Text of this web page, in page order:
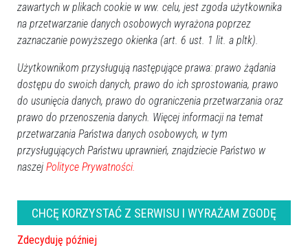
Wybory parlamentarne 2023:
SONDA. Na kogo
zagłosujesz?
Prognoza wyborcza: dla kogo
mandaty w okręgu siedlecko-
ostrołęckim?
Wasze opinie
Brak możliwości komentowania artykułu po trzech dniach od daty publikacji.
Komentarze po 7 dniach są czyszczone.
zawartych w plikach cookie w ww. celu, jest zgoda użytkownika
na przetwarzanie danych osobowych wyrażona poprzez
zaznaczanie powyższego okienka (art. 6 ust. 1 lit. a pltk).
Użytkownikom przysługują następujące prawa: prawo żądania
dostępu do swoich danych, prawo do ich sprostowania, prawo
do usunięcia danych, prawo do ograniczenia przetwarzania oraz
prawo do przenoszenia danych. Więcej informacji na temat
przetwarzania Państwa danych osobowych, w tym
przysługujących Państwu uprawnień, znajdziecie Państwo w
naszej Polityce Prywatności.
CHCĘ KORZYSTAĆ Z SERWISU I WYRAŻAM ZGODĘ
Zdecyduję później